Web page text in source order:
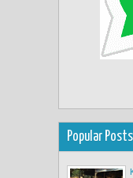
Popular Posts